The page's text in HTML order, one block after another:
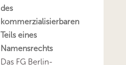
des
kommerzialisierbaren
Teils eines
Namensrechts
Das FG Berlin-